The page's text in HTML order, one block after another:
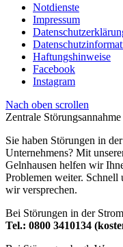
Notdienste
Impressum
Haftungshinweise
Facebook
Instagram
Nach oben scrollen
Zentrale Störungsannahme
Sie haben Störungen in
Unternehmens? Mit
Gelnhausen helfen wir
Problemen weiter. Schnell
wir versprechen.
Bei Störungen in der
Tel.: 0800 3410134